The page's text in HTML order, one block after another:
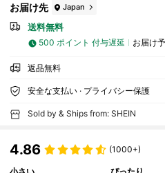
お届け先 Japan
送料無料
500 ポイント 付与遅延 お届け
返品無料
安全な支払い · プライバシー保護
Sold by & Ships from: SHEIN
4.86 (1000+)